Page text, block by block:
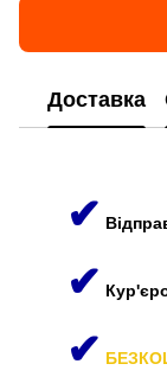
Доставка
✔
✔
✔